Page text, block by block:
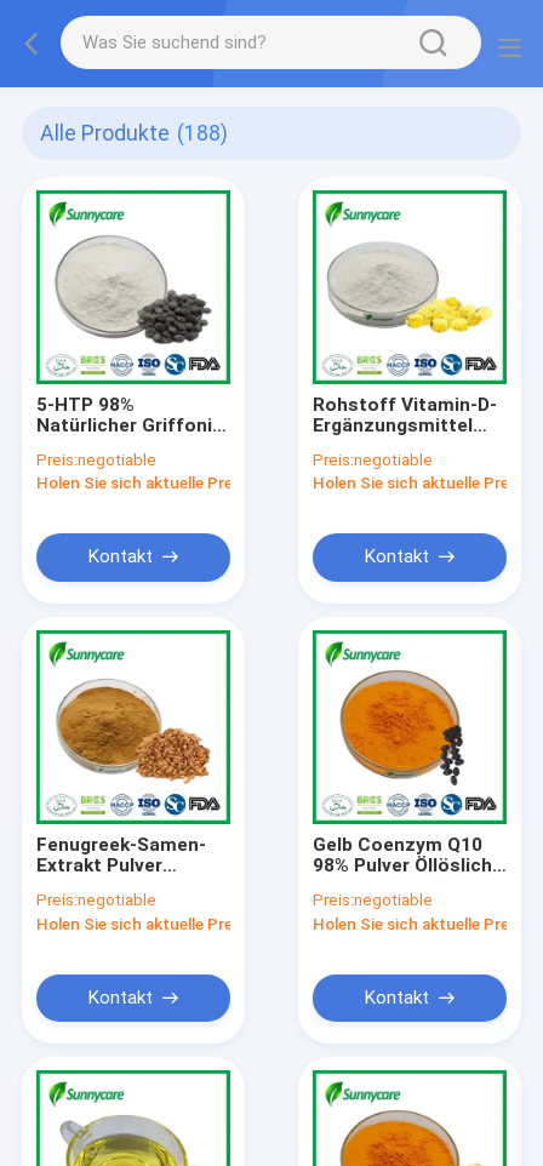
Alle Produkte (188)
5-HTP 98%
Natürlicher Griffonia-
Hydroxytryptophanpulver
CAS 56-69-9
Preis:negotiable
Holen Sie sich aktuelle Preis
Kontakt
Rohstoff Vitamin-D-
Ergänzungsmittel
Cholecalciferol
Vitamin-D3-Pulver
Preis:negotiable
Holen Sie sich aktuelle Preis
Kontakt
Fenugreek-Samen-
Extrakt Pulver
50% 4-
Hydroxyisoleucin
Preis:negotiable
Holen Sie sich aktuelle Preis
Kontakt
Gelb Coenzym Q10
98% Pulver Öllöslich
Wasserlöslich
Preis:negotiable
Holen Sie sich aktuelle Preis
Kontakt